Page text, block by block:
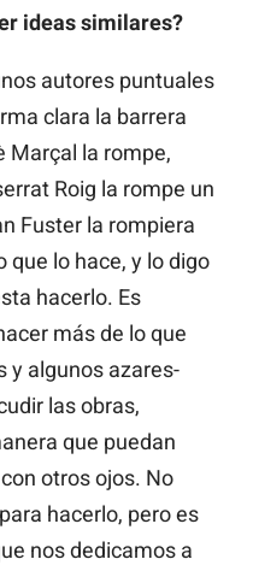
ideas similares?
autores puntuales
clara la barrera
Marçal la rompe,
Roig la rompe un
Fuster la rompiera
que lo hace, y lo digo
hacerlo. Es
más de lo que
y algunos azares-
las obras,
que puedan
otros ojos. No
hacerlo, pero es
nos dedicamos a